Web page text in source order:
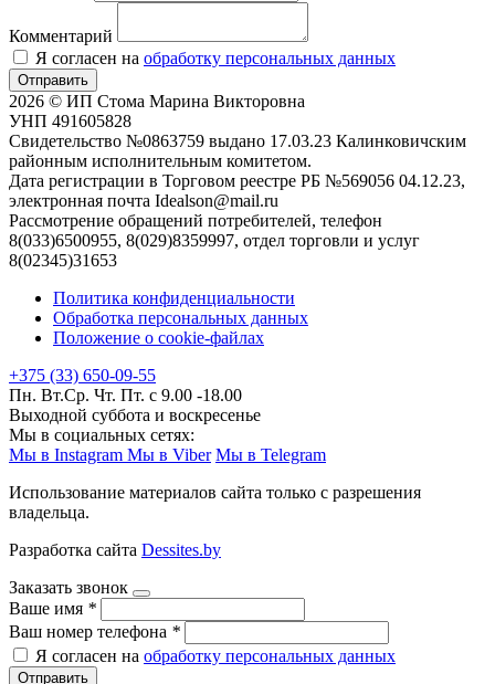
Комментарий
Я согласен на обработку персональных данных
Отправить
2026 © ИП Стома Марина Викторовна
УНП 491605828
Свидетельство №0863759 выдано 17.03.23 Калинковичским
районным исполнительным комитетом.
Дата регистрации в Торговом реестре РБ №569056 04.12.23,
электронная почта Idealson@mail.ru
Рассмотрение обращений потребителей, телефон
8(033)6500955, 8(029)8359997, отдел торговли и услуг
8(02345)31653
Политика конфиденциальности
Обработка персональных данных
Положение о cookie-файлах
+375 (33) 650-09-55
Пн. Вт.Ср. Чт. Пт. с 9.00 -18.00
Выходной суббота и воскресенье
Мы в социальных сетях:
Мы в Instagram Мы в Viber Мы в Telegram
Использование материалов сайта только с разрешения
владельца.
Разработка сайта Dessites.by
Заказать звонок
Ваше имя *
Ваш номер телефона *
Я согласен на обработку персональных данных
Отправить